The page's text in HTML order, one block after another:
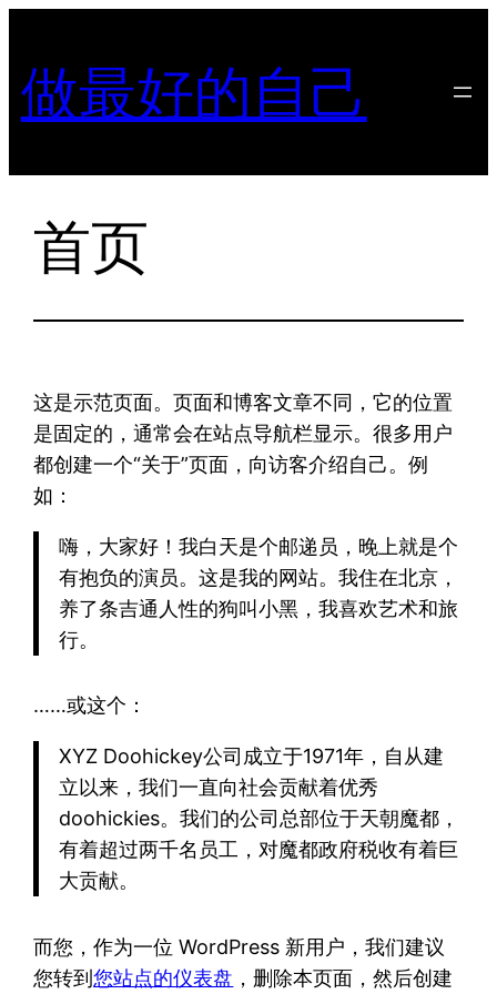
内
容
做最好的自己
首页
这是示范页面。页面和博客文章不同，它的位置
是固定的，通常会在站点导航栏显示。很多用户
都创建一个“关于”页面，向访客介绍自己。例
如：
嗨，大家好！我白天是个邮递员，晚上就是个
有抱负的演员。这是我的网站。我住在北京，
养了条吉通人性的狗叫小黑，我喜欢艺术和旅
行。
……或这个：
XYZ Doohickey公司成立于1971年，自从建
立以来，我们一直向社会贡献着优秀
doohickies。我们的公司总部位于天朝魔都，
有着超过两千名员工，对魔都政府税收有着巨
大贡献。
而您，作为一位 WordPress 新用户，我们建议
您转到您站点的仪表盘 ，删除本页面，然后创建